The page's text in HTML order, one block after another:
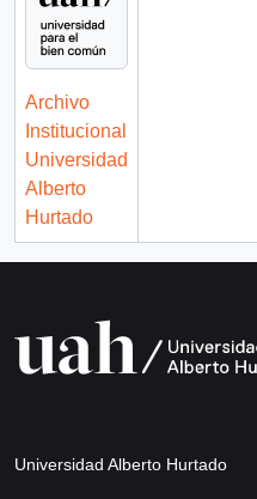
Archivo
Institucional
Universidad
Alberto
Hurtado
Universidad Alberto Hurtado